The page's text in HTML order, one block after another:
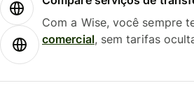
Com a Wise, você sempre
comercial, sem tarifas